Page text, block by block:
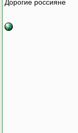
Дорогие россияне